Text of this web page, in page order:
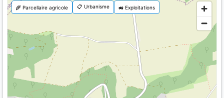
🌾 Parcellaire agricole 📋 Urbanisme 🚜 Exploitations